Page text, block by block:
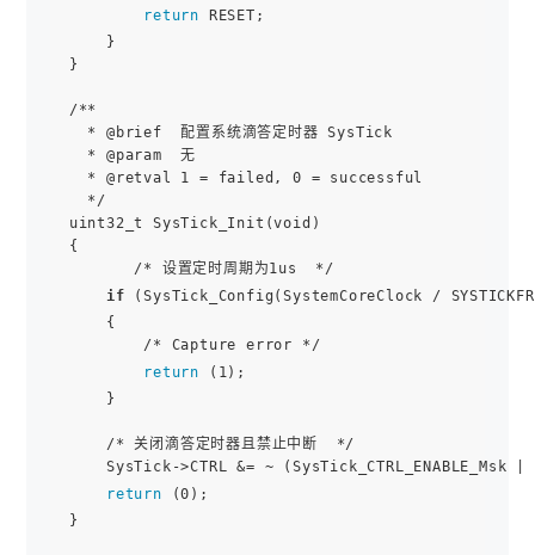
return RESET;
}
}
/**
* @brief  配置系统滴答定时器 SysTick
* @param  无
* @retval 1 = failed, 0 = successful
*/
uint32_t SysTick_Init(void)
{
/* 设置定时周期为1us  */
if (SysTick_Config(SystemCoreClock /
{
/* Capture error */
return (1);
}
/* 关闭滴答定时器且禁止中断  */
SysTick->CTRL &= ~
return (0);
}